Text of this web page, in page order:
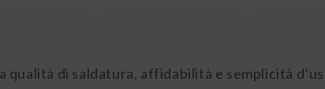
di saldatura, affidabilità e semplicità